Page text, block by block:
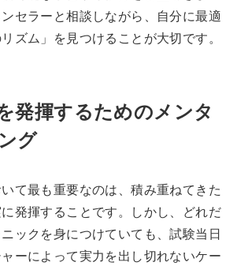
セラーと相談しながら、自分に最適
ズム」を見つけることが大切です。
発揮するためのメンタ
グ
て最も重要なのは、積み重ねてきた
発揮することです。しかし、どれだ
ックを身につけていても、試験当日
ーによって実力を出し切れないケー